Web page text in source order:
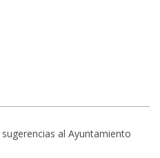
al Ayuntamiento